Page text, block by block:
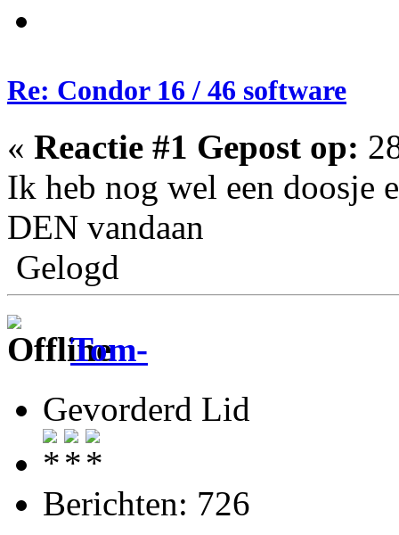
Re: Condor 16 / 46 software
« Reactie #1 Gepost op:
Ik heb nog wel een
DEN vandaan
Gelogd
Tom-
Gevorderd Lid
Berichten: 726